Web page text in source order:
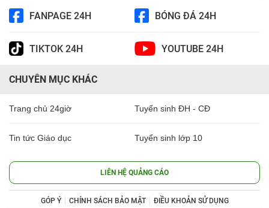
FANPAGE 24H BÓNG ĐÁ 24H
TIKTOK 24H YOUTUBE 24H
CHUYÊN MỤC KHÁC
Trang chủ 24giờ Tuyển sinh ĐH - CĐ
Tin tức Giáo dục Tuyển sinh lớp 10
LIÊN HỆ QUẢNG CÁO
GÓP Ý CHÍNH SÁCH BẢO MẬT ĐIỀU KHOẢN SỬ DỤNG